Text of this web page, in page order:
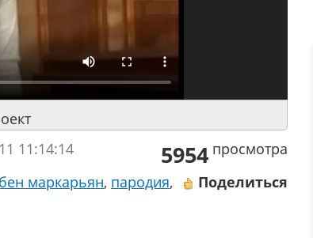
5954 просмотра
11:14:14
Поделиться
маркарьян, пародия,